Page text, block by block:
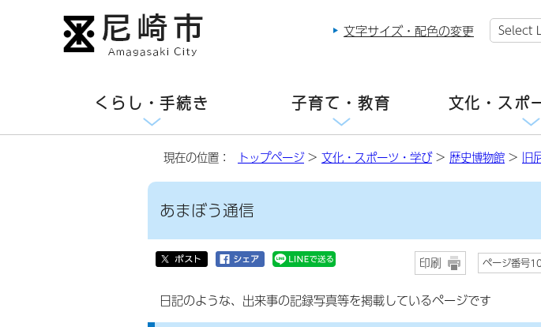
文字サイズ・配色の変更
くらし・手続き 子育て・教育 文化・スポ
現在の位置： トップページ> 文化・スポーツ・学び> 歴史博物館 > 旧
あまぼう通信
印刷 ページ番号
日記のような、出来事の記録写真等を掲載しているページです